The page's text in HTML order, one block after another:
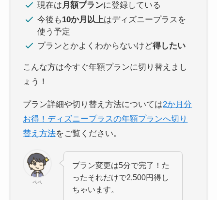
現在は月額プランに登録している
今後も10か月以上はディズニープラスを
使う予定
プランとかよくわからないけど得したい
こんな方は今すぐ年額プランに切り替えまし
ょう！
プラン詳細や切り替え方法については2か月分
お得！ディズニープラスの年額プランへ切り
替え方法をご覧ください。
ペペ
プラン変更は5分で完了！た
ったそれだけで2,500円得し
ちゃいます。